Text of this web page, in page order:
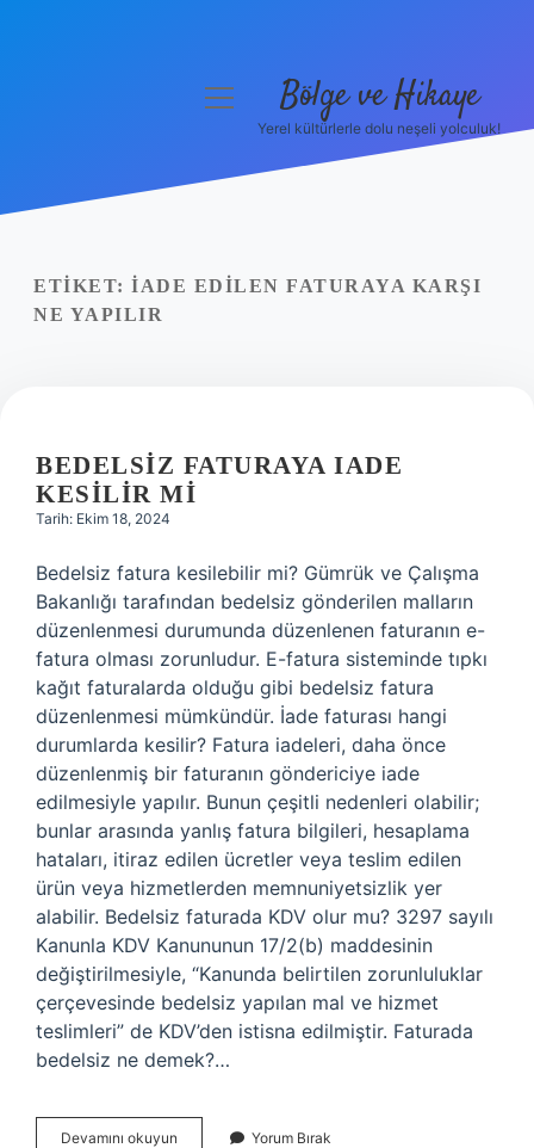
Yasal Uyarı
menüyü
Bölge ve Hikaye
Yerel kültürlerle dolu neşeli yolculuk!
ETIKET: İADE EDILEN FATURAYA KARŞI
NE YAPILIR
BEDELSIZ FATURAYA IADE
KESILIR MI
Tarih: Ekim 18, 2024
Bedelsiz fatura kesilebilir mi? Gümrük ve Çalışma
Bakanlığı tarafından bedelsiz gönderilen malların
düzenlenmesi durumunda düzenlenen faturanın e-
fatura olması zorunludur. E-fatura sisteminde tıpkı
kağıt faturalarda olduğu gibi bedelsiz fatura
düzenlenmesi mümkündür. İade faturası hangi
durumlarda kesilir? Fatura iadeleri, daha önce
düzenlenmiş bir faturanın göndericiye iade
edilmesiyle yapılır. Bunun çeşitli nedenleri olabilir;
bunlar arasında yanlış fatura bilgileri, hesaplama
hataları, itiraz edilen ücretler veya teslim edilen
ürün veya hizmetlerden memnuniyetsizlik yer
alabilir. Bedelsiz faturada KDV olur mu? 3297 sayılı
Kanunla KDV Kanununun 17/2(b) maddesinin
değiştirilmesiyle, “Kanunda belirtilen zorunluluklar
çerçevesinde bedelsiz yapılan mal ve hizmet
teslimleri” de KDV’den istisna edilmiştir. Faturada
bedelsiz ne demek?…
Devamını okuyun Bedelsiz
Yorum Bırak